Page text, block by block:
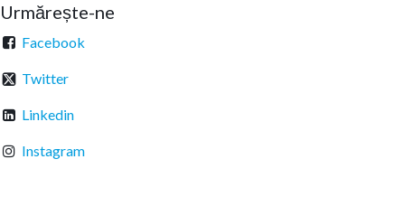
Urmărește-ne
Facebook
Twitter
Linkedin
Instagram